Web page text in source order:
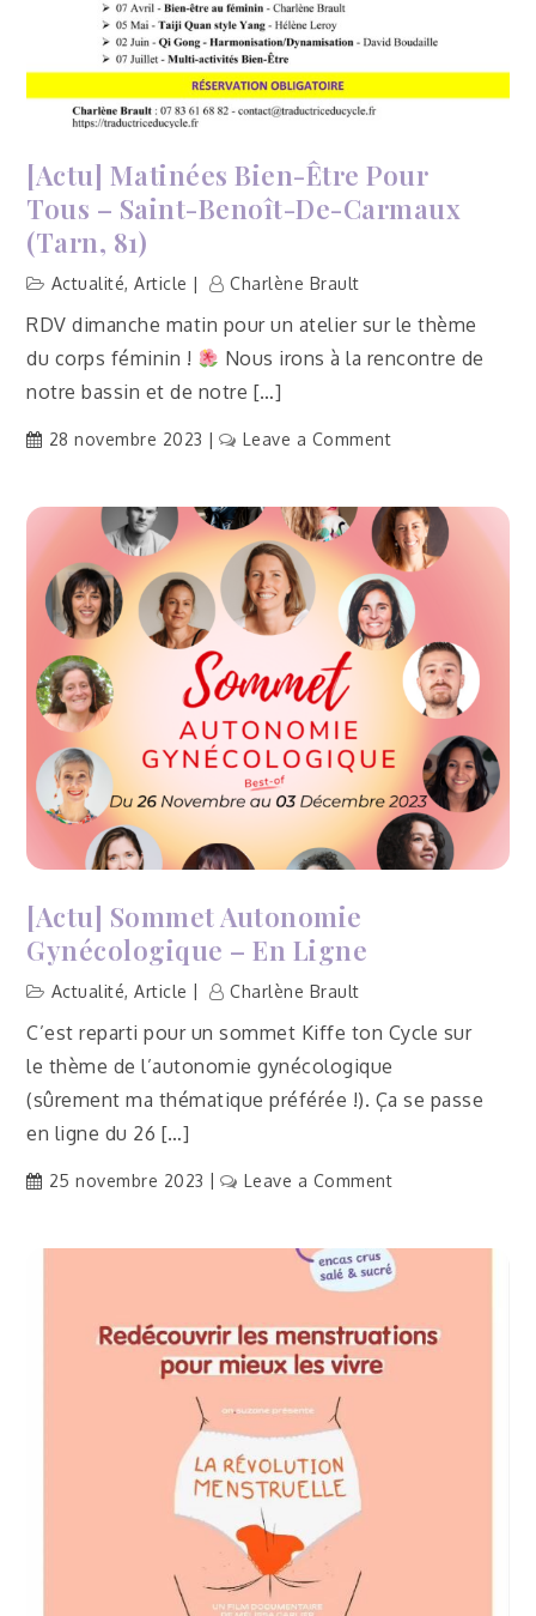
(Tarn,
81)
[Actu] Matinées Bien-Être Pour
Tous – Saint-Benoît-De-Carmaux
(Tarn, 81)
Actualité,Article Charlène Brault
RDV dimanche matin pour un atelier sur le thème
du corps féminin !
Nous irons à la rencontre de
notre bassin et de notre […]
28 novembre 2023 Leave a Commenton
bien-
être
pour
tous
–
Saint-
Benoît-
Carmaux
(Tarn,
81)
[Actu] Sommet Autonomie
Gynécologique – En Ligne
Actualité,Article Charlène Brault
C’est reparti pour un sommet Kiffe ton Cycle sur
le thème de l’autonomie gynécologique
(sûrement ma thématique préférée !). Ça se passe
en ligne du 26 […]
25 novembre 2023 Leave a Commenton
autonomie
–
En